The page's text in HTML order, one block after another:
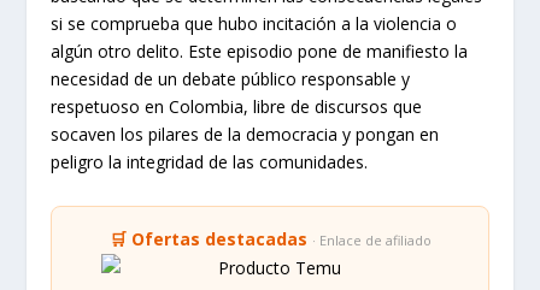
si se comprueba que hubo incitación a la violencia o
algún otro delito. Este episodio pone de manifiesto la
necesidad de un debate público responsable y
respetuoso en Colombia, libre de discursos que
socaven los pilares de la democracia y pongan en
peligro la integridad de las comunidades.
🛒 Ofertas destacadas · Enlace de afiliado